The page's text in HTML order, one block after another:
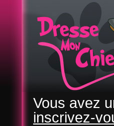
Vous avez
inscrivez-